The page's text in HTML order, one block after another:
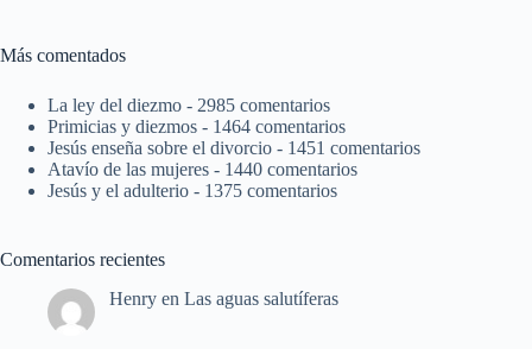
Más comentados
La ley del diezmo - 2985 comentarios
Primicias y diezmos - 1464 comentarios
Jesús enseña sobre el divorcio - 1451 comentarios
Atavío de las mujeres - 1440 comentarios
Jesús y el adulterio - 1375 comentarios
Comentarios recientes
Henry en Las aguas salutíferas